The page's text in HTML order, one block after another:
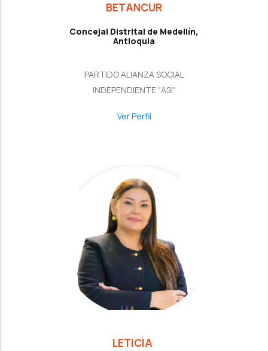
BETANCUR
Concejal Distrital de Medellín,
Antioquia
PARTIDO ALIANZA SOCIAL
INDEPENDIENTE "ASI"
Ver Perfil
LETICIA